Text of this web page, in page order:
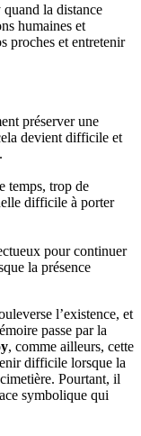
la distance
humaines et
proches et entretenir
préserver une
devient difficile et
temps, trop de
difficile à porter
pour continuer
la présence
l’existence, et
passe par la
, comme ailleurs, cette
difficile lorsque la
Pourtant, il
symbolique qui